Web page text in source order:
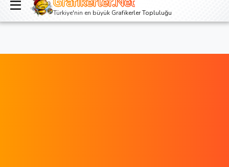
Giriş yap Kayıt ol
Türkiye'nin en büyük Grafikerler Topluluğu